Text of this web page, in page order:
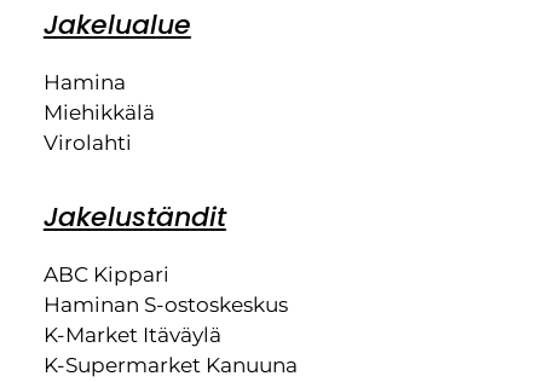
Jakelualue
Hamina
Miehikkälä
Virolahti
Jakeluständit
ABC Kippari
Haminan S-ostoskeskus
K-Market Itäväylä
K-Supermarket Kanuuna